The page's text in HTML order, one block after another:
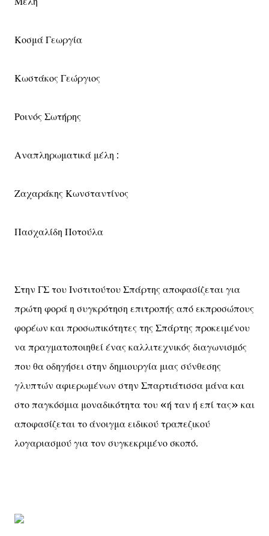
Κοσμά Γεωργία
Κωστάκος Γεώργιος
Ροινός Σωτήρης
Αναπληρωματικά μέλη :
Ζαχαράκης Κωνσταντίνος
Πασχαλίδη Ποτούλα
Στην ΓΣ του Ινστιτούτου Σπάρτης αποφασίζεται για
πρώτη φορά η συγκρότηση επιτροπής από εκπροσώπους
φορέων και προσωπικότητες της Σπάρτης προκειμένου
να πραγματοποιηθεί ένας καλλιτεχνικός διαγωνισμός
που θα οδηγήσει στην δημιουργία μιας σύνθεσης
γλυπτών αφιερωμένων στην Σπαρτιάτισσα μάνα και
στο παγκόσμια μοναδικότητα του «ή ταν ή επί τας» και
αποφασίζεται το άνοιγμα ειδικού τραπεζικού
λογαριασμού για τον συγκεκριμένο σκοπό.